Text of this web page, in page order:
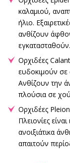
καλαμιού,
ήλιο.
ανθίζουν
εγκατασταθούν.
Ορχιδέες
ευδοκιμούν
Ανθίζουν την
πλούσια σε
Ορχιδέες
Πλειονίες
ανοιξιάτικα
απαιτούν